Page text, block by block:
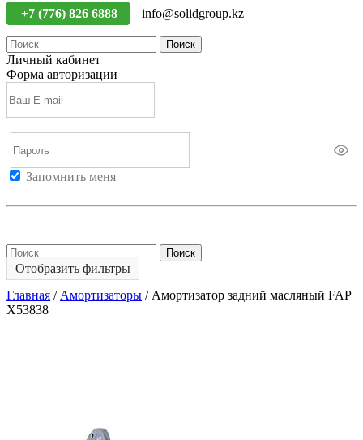
+7 (776) 826 6888 info@solidgroup.kz
Поиск
Личный кабинет
Форма авторизации
Запомнить меня
Поиск
Отобразить фильтры
Главная / Амортизаторы / Амортизатор задний масляный FAP
X53838